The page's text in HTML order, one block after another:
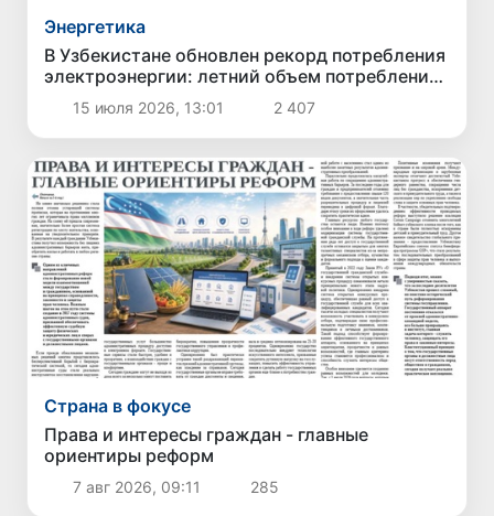
Энергетика
В Узбекистане обновлен рекорд потребления
электроэнергии: летний объем потребления
превысил зимний максимум
15 июля 2026, 13:01 2 407
Страна в фокусе
Права и интересы граждан - главные
ориентиры реформ
7 авг 2026, 09:11 285